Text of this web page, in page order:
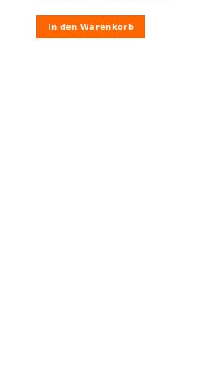
In den Warenkorb